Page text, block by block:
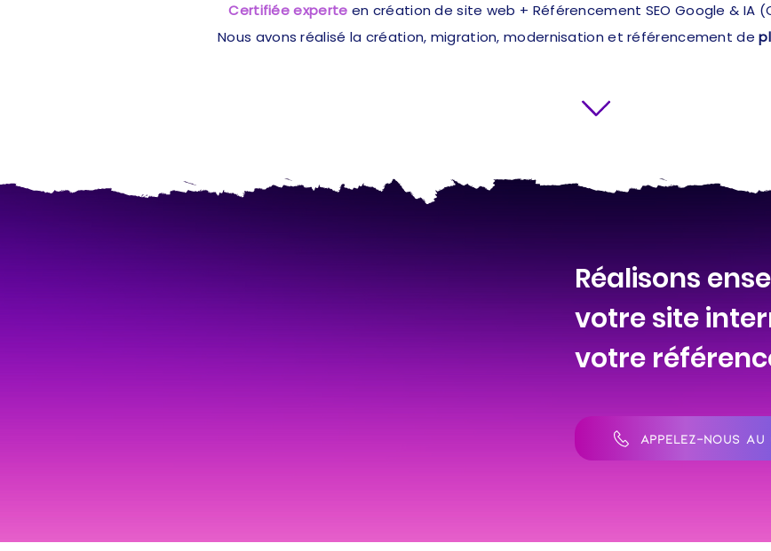
Certifiée experte en création de site web + Référencement SEO Google & IA
Nous avons réalisé la création, migration, modernisation et référencement de
Réalisons
votre site
votre
APPELEZ-NOUS